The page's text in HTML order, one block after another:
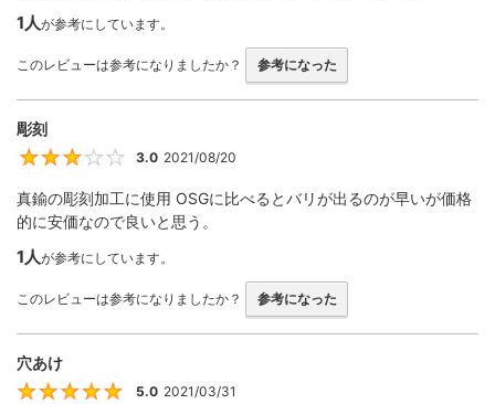
1人が参考にしています。
このレビューは参考になりましたか？ 参考になった
彫刻
3
3.0 2021/08/20
真鍮の彫刻加工に使用 OSGに比べるとバリが出るのが早いが価格
的に安価なので良いと思う。
1人が参考にしています。
このレビューは参考になりましたか？ 参考になった
穴あけ
5
5.0 2021/03/31